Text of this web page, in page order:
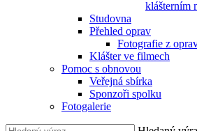
klášterním
Studovna
Přehled oprav
Fotografie z
Klášter ve filmech
Pomoc s obnovou
Veřejná sbírka
Sponzoři spolku
Fotogalerie